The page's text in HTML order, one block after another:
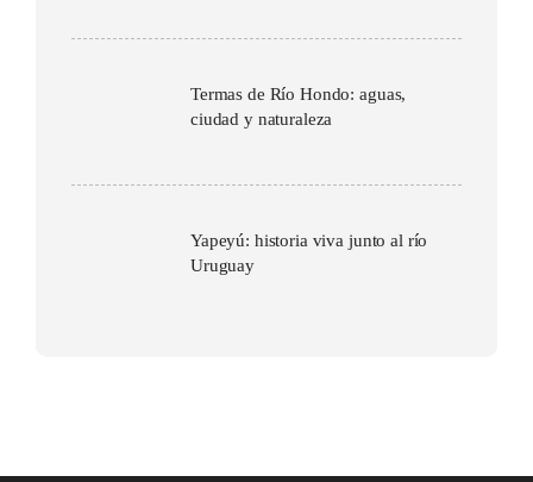
Termas de Río Hondo: aguas,
ciudad y naturaleza
Yapeyú: historia viva junto al río
Uruguay